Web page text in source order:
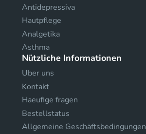
Antidepressiva
Hautpflege
Analgetika
Asthma
Nützliche Informationen
Uber uns
Kontakt
Haeufige fragen
Bestellstatus
Allgemeine Geschäftsbedingungen